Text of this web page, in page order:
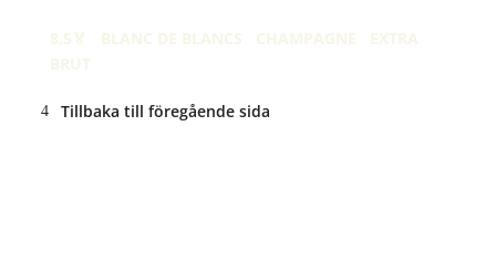
8,5🏅 BLANC DE BLANCS CHAMPAGNE
EXTRA
BRUT
Tillbaka till föregående sida